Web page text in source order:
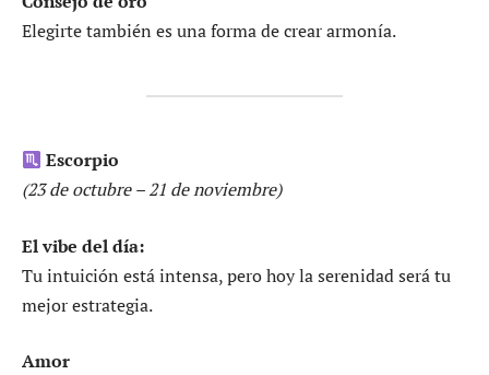
Elegirte también es una forma de crear armonía.
Escorpio
(23 de octubre – 21 de noviembre)
El vibe del día:
Tu intuición está intensa, pero hoy la serenidad será tu
mejor estrategia.
Amor